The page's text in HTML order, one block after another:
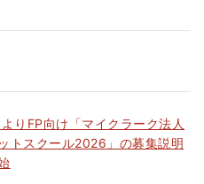
りFP向け「マイクラーク法人
トスクール2026」の募集説明